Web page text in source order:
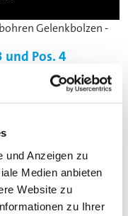
und Anzeigen zu
Medien anbieten
Website zu
zu Ihrer
Gelenkbolzen -
und Pos. 4